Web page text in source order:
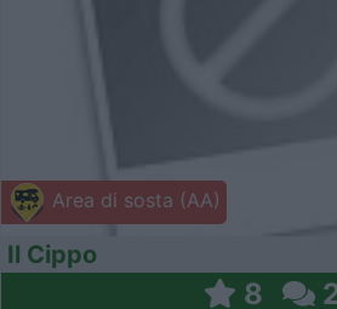
Area di sosta (AA)
Il Cippo
8